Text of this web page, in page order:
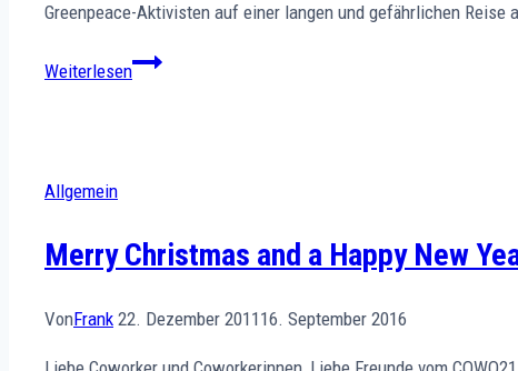
Greenpeace-Aktivisten auf einer langen und gefährlichen
WeiterlesenJagdzeit
Allgemein
Merry Christmas and a Happy New
VonFrank 22. Dezember 201116. September 2016